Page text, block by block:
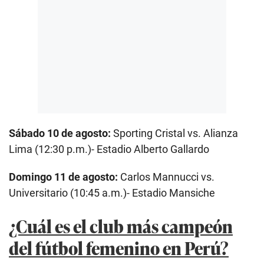
Sábado 10 de agosto: Sporting Cristal vs. Alianza
Lima (12:30 p.m.)- Estadio Alberto Gallardo
Domingo 11 de agosto: Carlos Mannucci vs.
Universitario (10:45 a.m.)- Estadio Mansiche
¿Cuál es el club más campeón
del fútbol femenino en Perú?